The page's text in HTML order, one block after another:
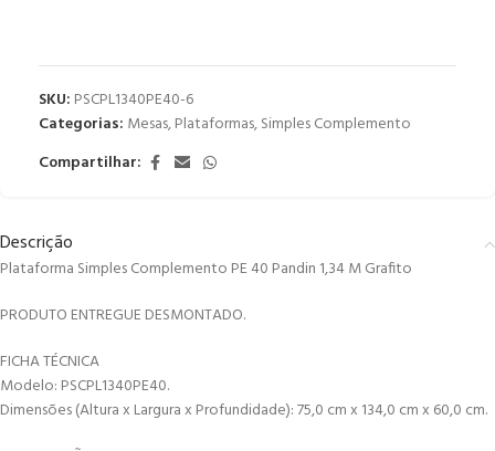
SKU: PSCPL1340PE40-6
Categorias: Mesas,Plataformas,Simples Complemento
Compartilhar:
Descrição
Plataforma Simples Complemento PE 40 Pandin 1,34 M Grafito
PRODUTO ENTREGUE DESMONTADO.
FICHA TÉCNICA
Modelo: PSCPL1340PE40.
Dimensões (Altura x Largura x Profundidade): 75,0 cm x 134,0 cm x 60,0 cm.